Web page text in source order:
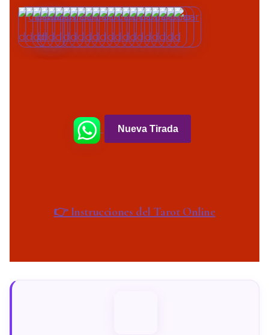
Nueva Tirada
👉 Instrucciones del Tarot Online